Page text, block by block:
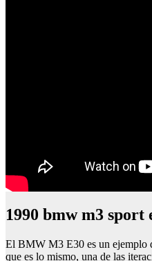
1990 bmw m3
El BMW M3 E30 es un ejemplo
que es lo mismo, una de las